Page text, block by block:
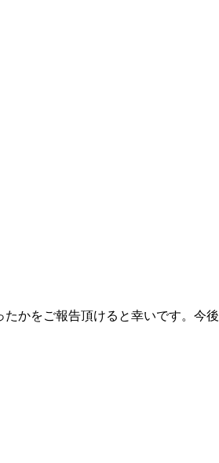
かをご報告頂けると幸いです。今